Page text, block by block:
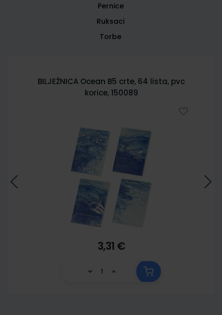
Pernice
Ruksaci
Torbe
BILJEŽNICA City Sketch B5 crte, 64 lista,
pvc korice 150085
3,31 €